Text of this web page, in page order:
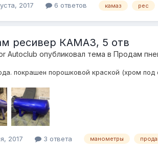
2017 6 ответов камаз рес
ресивер КАМАЗ, 5 отв
Autoclub опубликовал тема в Продам
покрашен порошковой краской (хром под
2017 3 ответа манометры